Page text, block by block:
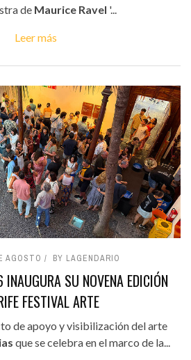
de Maurice Ravel '...
Leer más
AGOSTO BY LAGENDARIO
SU NOVENA EDICIÓN
FESTIVAL ARTE
de apoyo y visibilización del arte
que se celebra en el marco de la...